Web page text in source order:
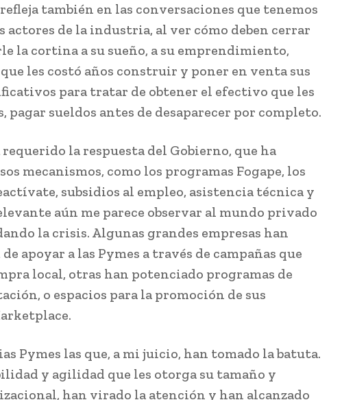
también en las conversaciones que tenemos
actores de la industria, al ver cómo deben cerrar
la cortina a su sueño, a su emprendimiento,
les costó años construir y poner en venta sus
para tratar de obtener el efectivo que les
pagar sueldos antes de desaparecer por completo.
requerido la respuesta del Gobierno, que ha
mecanismos, como los programas Fogape, los
subsidios al empleo, asistencia técnica y
aún me parece observar al mundo privado
la crisis. Algunas grandes empresas han
apoyar a las Pymes a través de campañas que
local, otras han potenciado programas de
o espacios para la promoción de sus
Pymes las que, a mi juicio, han tomado la batuta.
y agilidad que les otorga su tamaño y
han virado la atención y han alcanzado